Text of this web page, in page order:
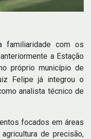
familiaridade com os
a Estação
próprio município de
Felipe já integrou o
analista técnico de
focados em áreas
de precisão,